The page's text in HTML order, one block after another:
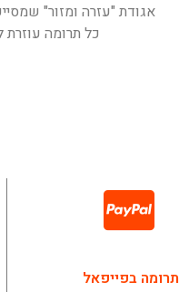
אגודת "עזרה ומזור"
כל תרומה
תרומה בפייפאל